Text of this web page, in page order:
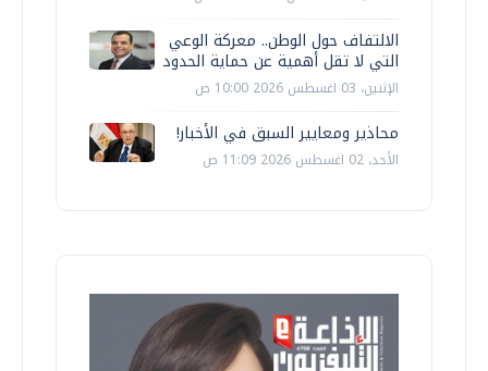
الالتفاف حول الوطن.. معركة الوعي
التي لا تقل أهمية عن حماية الحدود
الإثنين، 03 اغسطس 2026 10:00 ص
محاذير ومعايير السبق في الأخبار!
الأحد، 02 اغسطس 2026 11:09 ص